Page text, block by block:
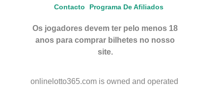
Contacto Programa De Afiliados
Os jogadores devem ter pelo menos 18
anos para comprar bilhetes no nosso
site.
onlinelotto365.com is owned and operated